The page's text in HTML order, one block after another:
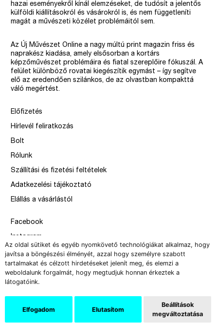
Az oldal sütiket és egyéb nyomkövető technológiákat alkalmaz, hogy
javítsa a böngészési élményét, azzal hogy személyre szabott
tartalmakat és célzott hirdetéseket jelenít meg, és elemzi a
weboldalunk forgalmát, hogy megtudjuk honnan érkeztek a
látogatóink.
Elfogadom Elutasítom
Beállítások
megváltoztatása
hazai eseményekről kínál elemzéseket, de tudósít a jelentős
külföldi kiállításokról és vásárokról is, és nem függetleníti
magát a művészeti közélet problémáitól sem.
Az Új Művészet Online a nagy múltú print magazin friss és
naprakész kiadása, amely elsősorban a kortárs
képzőművészet problémáira és fiatal szereplőire fókuszál. A
felület különböző rovatai kiegészítik egymást – így segítve
elő az eredendően szilánkos, de az olvastban kompakttá
váló megértést.
Előfizetés
Hírlevél feliratkozás
Bolt
Rólunk
Szállítási és fizetési feltételek
Adatkezelési tájékoztató
Elállás a vásárlástól
Facebook
Instagram
Issue
–
design by Solymosi Mór, Sirbik Attila
webbyzolka